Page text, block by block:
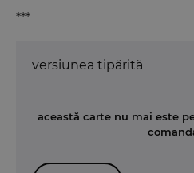
***
versiunea tipărită
această carte nu mai este